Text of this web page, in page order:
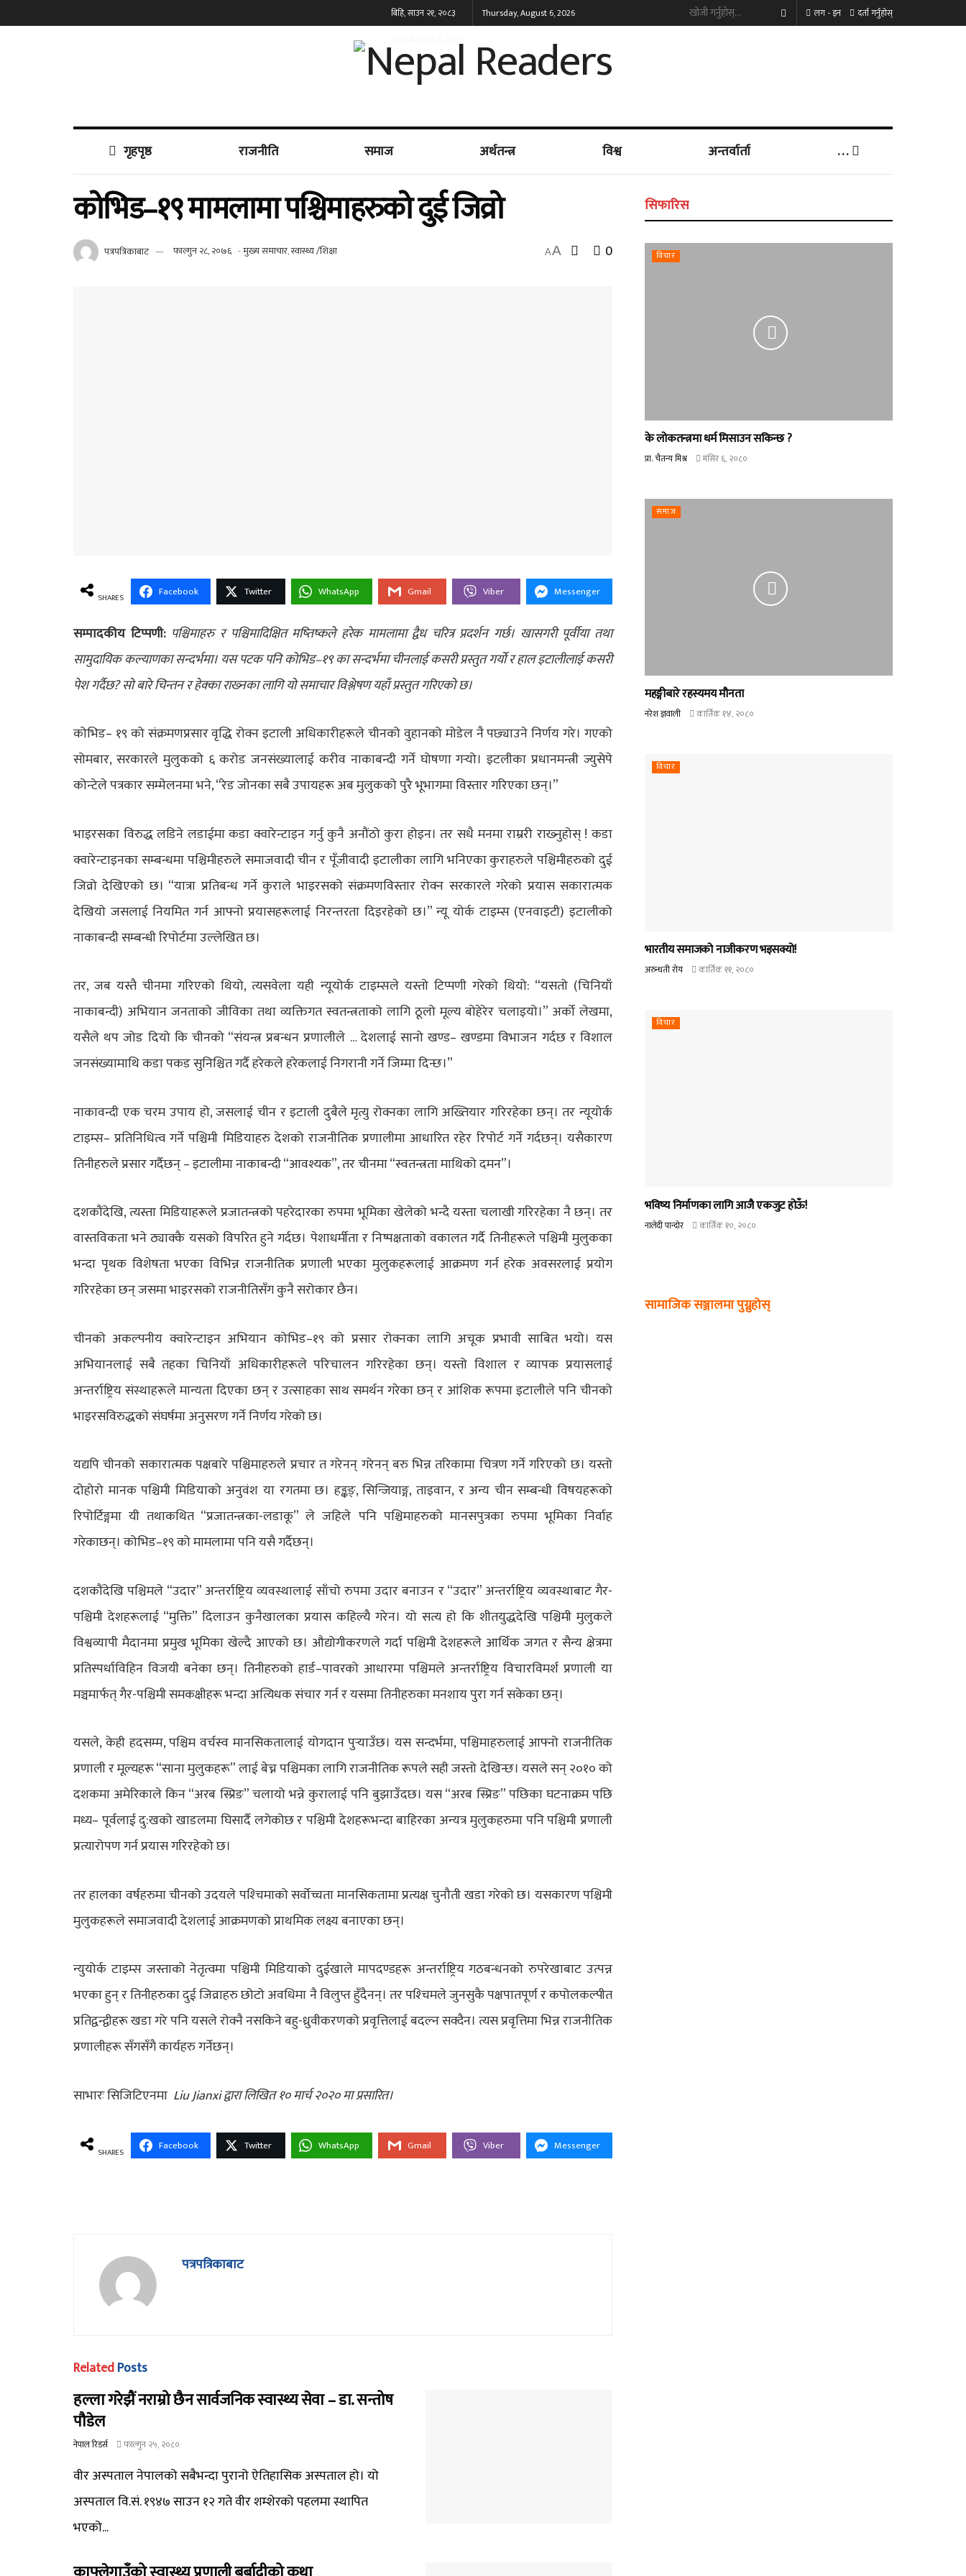
बिहि, साउन २१, २०८३
Thursday, August 6, 2026 लग - इन दर्ता गर्नुहोस्
गृहपृष्ठ राजनीति समाज अर्थतन्त्र विश्व अन्तर्वार्ता . . .
कोभिड–१९ मामलामा पश्चिमाहरुको दुई जिव्रो
पत्रपत्रिकाबाट फाल्गुन २८, २०७६ -मुख्य समाचार,स्वास्थ्य /शिक्षा AA 0
SHARES Facebook Twitter WhatsApp Gmail Viber Messenger
सम्पादकीय टिप्पणी: पश्चिमाहरु र पश्चिमादिक्षित मष्तिष्कले हरेक मामलामा द्वैध चरित्र प्रदर्शन गर्छ। खासगरी पूर्वीया तथा
सामुदायिक कल्याणका सन्दर्भमा। यस पटक पनि कोभिड–१९ का सन्दर्भमा चीनलाई कसरी प्रस्तुत गर्यो र हाल इटालीलाई कसरी
पेश गर्दैछ? सो बारे चिन्तन र हेक्का राख्‍नका लागि यो समाचार विश्लेषण यहाँ प्रस्तुत गरिएको छ।
कोभिड– १९ को संक्रमणप्रसार वृद्धि रोक्न इटाली अधिकारीहरूले चीनको वुहानको मोडेल नै पछ्याउने निर्णय गरे। गएको
सोमबार, सरकारले मुलुकको ६ करोड जनसंख्यालाई करीव नाकाबन्दी गर्ने घोषणा गर्‍यो। इटलीका प्रधानमन्त्री ज्युसेपे
कोन्टेले पत्रकार सम्मेलनमा भने, “रेड जोनका सबै उपायहरू अब मुलुकको पुरै भूभागमा विस्तार गरिएका छन्।”
भाइरसका विरुद्ध लडिने लडाईमा कडा क्वारेन्टाइन गर्नु कुनै अनौंठो कुरा होइन। तर सधै मनमा राम्ररी राख्‍नुहोस् ! कडा
क्वारेन्टाइनका सम्बन्धमा पश्चिमीहरुले समाजवादी चीन र पूँजीवादी इटालीका लागि भनिएका कुराहरुले पश्चिमीहरुको दुई
जिव्रो देखिएको छ। “यात्रा प्रतिबन्ध गर्ने कुराले भाइरसको संक्रमणविस्तार रोक्न सरकारले गरेको प्रयास सकारात्मक
देखियो जसलाई नियमित गर्न आफ्नो प्रयासहरूलाई निरन्तरता दिइरहेको छ।” न्यू योर्क टाइम्स (एनवाइटी) इटालीको
नाकाबन्दी सम्बन्धी रिपोर्टमा उल्लेखित छ।
तर, जब यस्तै चीनमा गरिएको थियो, त्यसवेला यही न्यूयोर्क टाइम्सले यस्तो टिप्पणी गरेको थियो: “यसतो (चिनियाँ
नाकाबन्दी) अभियान जनताको जीविका तथा व्यक्तिगत स्वतन्त्रताको लागि ठूलो मूल्य बोहेरेर चलाइयो।” अर्को लेखमा,
यसैले थप जोड दियो कि चीनको “संयन्त्र प्रबन्धन प्रणालीले … देशलाई सानो खण्ड– खण्डमा विभाजन गर्दछ र विशाल
जनसंख्यामाथि कडा पकड सुनिश्चित गर्दै हरेकले हरेकलाई निगरानी गर्ने जिम्मा दिन्छ।”
नाकावन्दी एक चरम उपाय हो, जसलाई चीन र इटाली दुबैले मृत्यु रोक्नका लागि अख्तियार गरिरहेका छन्। तर न्यूयोर्क
टाइम्स– प्रतिनिधित्व गर्ने पश्चिमी मिडियाहरु देशको राजनीतिक प्रणालीमा आधारित रहेर रिपोर्ट गर्ने गर्दछन्। यसैकारण
तिनीहरुले प्रसार गर्दैछन् – इटालीमा नाकाबन्दी “आवश्यक”, तर चीनमा “स्वतन्त्रता माथिको दमन”।
दशकौंदेखि, त्यस्ता मिडियाहरूले प्रजातन्त्रको पहरेदारका रुपमा भूमिका खेलेको भन्दै यस्ता चलाखी गरिरहेका नै छन्। तर
वास्तविकता भने ठ्याक्कै यसको विपरित हुने गर्दछ। पेशाधर्मीता र निष्पक्षताको वकालत गर्दै तिनीहरूले पश्चिमी मुलुकका
भन्दा पृथक विशेषता भएका विभिन्न राजनीतिक प्रणाली भएका मुलुकहरूलाई आक्रमण गर्न हरेक अवसरलाई प्रयोग
गरिरहेका छन् जसमा भाइरसको राजनीतिसँग कुनै सरोकार छैन।
चीनको अकल्पनीय क्वारेन्टाइन अभियान कोभिड–१९ को प्रसार रोक्नका लागि अचूक प्रभावी साबित भयो। यस
अभियानलाई सबै तहका चिनियाँ अधिकारीहरूले परिचालन गरिरहेका छन्। यस्तो विशाल र व्यापक प्रयासलाई
अन्तर्राष्ट्रिय संस्थाहरूले मान्यता दिएका छन् र उत्साहका साथ समर्थन गरेका छन् र आंशिक रूपमा इटालीले पनि चीनको
भाइरसविरुद्धको संघर्षमा अनुसरण गर्ने निर्णय गरेको छ।
यद्यपि चीनको सकारात्मक पक्षबारे पश्चिमाहरुले प्रचार त गरेनन् गरेनन् बरु भिन्न तरिकामा चित्रण गर्ने गरिएको छ। यस्तो
दोहोरो मानक पश्चिमी मिडियाको अनुवंश या रगतमा छ। हङ्कङ्, सिन्जियाङ्ग, ताइवान, र अन्य चीन सम्बन्धी विषयहरूको
रिपोर्टिङ्गमा यी तथाकथित “प्रजातन्त्रका-लडाकू” ले जहिले पनि पश्चिमाहरुको मानसपुत्रका रुपमा भूमिका निर्वाह
गरेकाछन्। कोभिड–१९ को मामलामा पनि यसै गर्दैछन्।
दशकौंदेखि पश्चिमले “उदार” अन्तर्राष्ट्रिय व्यवस्थालाई साँचो रुपमा उदार बनाउन र “उदार” अन्तर्राष्ट्रिय व्यवस्थाबाट गैर-
पश्चिमी देशहरूलाई “मुक्ति” दिलाउन कुनैखालका प्रयास कहिल्यै गरेन। यो सत्य हो कि शीतयुद्धदेखि पश्चिमी मुलुकले
विश्वव्यापी मैदानमा प्रमुख भूमिका खेल्दै आएको छ। औद्योगीकरणले गर्दा पश्चिमी देशहरूले आर्थिक जगत र सैन्य क्षेत्रमा
प्रतिस्पर्धाविहिन विजयी बनेका छन्। तिनीहरुको हार्ड–पावरको आधारमा पश्चिमले अन्तर्राष्ट्रिय विचारविमर्श प्रणाली या
मञ्चमार्फत् गैर-पश्चिमी समकक्षीहरू भन्दा अत्यिधक संचार गर्न र यसमा तिनीहरुका मनशाय पुरा गर्न सकेका छन्।
यसले, केही हदसम्म, पश्चिम वर्चस्व मानसिकतालाई योगदान पुर्‍याउँछ। यस सन्दर्भमा, पश्चिमाहरुलाई आफ्नो राजनीतिक
प्रणाली र मूल्यहरू “साना मुलुकहरू” लाई बेच्न पश्चिमका लागि राजनीतिक रूपले सही जस्तो देखिन्छ। यसले सन् २०१० को
दशकमा अमेरिकाले किन “अरब स्प्रिङ” चलायो भन्ने कुरालाई पनि बुझाउँदछ। यस “अरब स्प्रिङ” पछिका घटनाक्रम पछि
मध्य– पूर्वलाई दु:खको खाडलमा घिसार्दै लगेकोछ र पश्चिमी देशहरूभन्दा बाहिरका अन्यत्र मुलुकहरुमा पनि पश्चिमी प्रणाली
प्रत्यारोपण गर्न प्रयास गरिरहेको छ।
तर हालका वर्षहरुमा चीनको उदयले पश्‍चिमाको सर्वोच्चता मानसिकतामा प्रत्यक्ष चुनौती खडा गरेको छ। यसकारण पश्चिमी
मुलुकहरूले समाजवादी देशलाई आक्रमणको प्राथमिक लक्ष्य बनाएका छन्।
न्युयोर्क टाइम्स जस्ताको नेतृत्वमा पश्चिमी मिडियाको दुईखाले मापदण्डहरू अन्तर्राष्ट्रिय गठबन्धनको रुपरेखाबाट उत्पन्न
भएका हुन् र तिनीहरुका दुई जिव्राहरु छोटो अवधिमा नै विलुप्त हुँदैनन्। तर पश्‍चिमले जुनसुकै पक्षपातपूर्ण र कपोलकल्पीत
प्रतिद्वन्द्वीहरू खडा गरे पनि यसले रोक्नै नसकिने बहु-ध्रुवीकरणको प्रवृत्तिलाई बदल्न सक्दैन। त्यस प्रवृत्तिमा भिन्न राजनीतिक
प्रणालीहरू सँगसँगै कार्यहरु गर्नेछन्।
साभारः सिजिटिएनमा Liu Jianxi द्वारा लिखित १० मार्च २०२० मा प्रसारित।
SHARES Facebook Twitter WhatsApp Gmail Viber Messenger
पत्रपत्रिकाबाट
RelatedPosts
हल्ला गरेझैं नराम्रो छैन सार्वजनिक स्वास्थ्य सेवा – डा. सन्तोष
पौडेल
नेपाल रिडर्स फाल्गुन २५, २०८०
वीर अस्पताल नेपालको सबैभन्दा पुरानो ऐतिहासिक अस्पताल हो। यो
अस्पताल वि.सं. १९४७ साउन १२ गते वीर शम्शेरको पहलमा स्थापित
भएको...
सिफारिस
विचार
के लोकतन्त्रमा धर्म मिसाउन सकिन्छ ?
प्रा. चैतन्य मिश्र मंसिर ६, २०८०
समाज
महङ्गीबारे रहस्यमय मौनता
नरेश ज्ञवाली कार्तिक १४, २०८०
विचार
भारतीय समाजको नाजीकरण भइसक्यो!
अरुन्धती रोय कार्तिक ११, २०८०
विचार
भविष्य निर्माणका लागि आजै एकजुट होऊँ!
नालेदी पान्दोर कार्तिक १०, २०८०
सामाजिक सञ्जालमा पुग्नुहोस्